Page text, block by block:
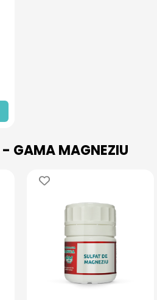
- GAMA MAGNEZIU